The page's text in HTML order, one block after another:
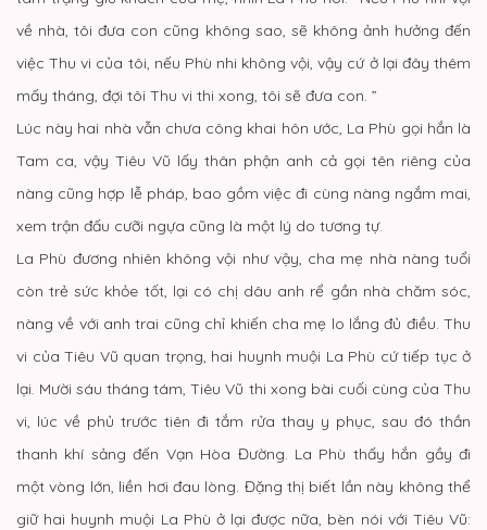
về nhà, tôi đưa con cũng không sao, sẽ không ảnh hưởng đến
việc Thu vi của tôi, nếu Phù nhi không vội, vậy cứ ở lại đây thêm
mấy tháng, đợi tôi Thu vi thi xong, tôi sẽ đưa con. ”
Lúc này hai nhà vẫn chưa công khai hôn ước, La Phù gọi hắn là
Tam ca, vậy Tiêu Vũ lấy thân phận anh cả gọi tên riêng của
nàng cũng hợp lễ pháp, bao gồm việc đi cùng nàng ngắm mai,
xem trận đấu cưỡi ngựa cũng là một lý do tương tự.
La Phù đương nhiên không vội như vậy, cha mẹ nhà nàng tuổi
còn trẻ sức khỏe tốt, lại có chị dâu anh rể gần nhà chăm sóc,
nàng về với anh trai cũng chỉ khiến cha mẹ lo lắng đủ điều. Thu
vi của Tiêu Vũ quan trọng, hai huynh muội La Phù cứ tiếp tục ở
lại. Mười sáu tháng tám, Tiêu Vũ thi xong bài cuối cùng của Thu
vi, lúc về phủ trước tiên đi tắm rửa thay y phục, sau đó thần
thanh khí sảng đến Vạn Hòa Đường. La Phù thấy hắn gầy đi
một vòng lớn, liền hơi đau lòng. Đặng thị biết lần này không thể
giữ hai huynh muội La Phù ở lại được nữa, bèn nói với Tiêu Vũ: